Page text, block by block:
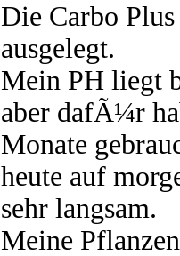
Die Carbo
ausgelegt.
Mein PH liegt
aber dafÃ¼r
Monate
heute auf
sehr langsam.
Meine